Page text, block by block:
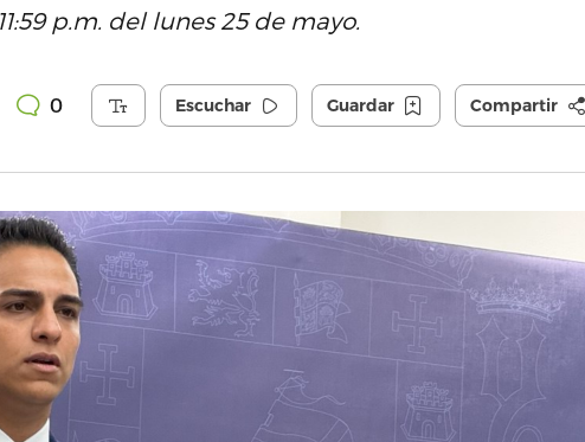
p.m. del lunes 25 de mayo.
0 Escuchar Guardar Compartir